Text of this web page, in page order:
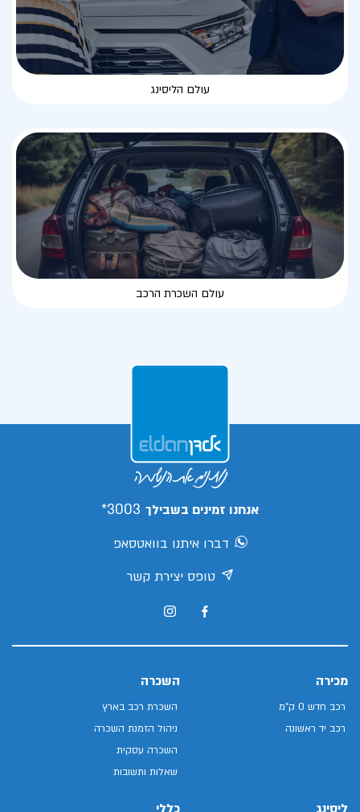
עולם הליסינג
עולם השכרת הרכב
אנחנו זמינים בשבילך 3003*
דברו איתנו בוואטסאפ
טופס יצירת קשר
מכירה
רכב חדש 0 ק"מ
רכב יד ראשונה
השכרה
השכרת רכב בארץ
ניהול הזמנת השכרה
השכרה עסקית
שאלות ותשובות
ליסינג כללי